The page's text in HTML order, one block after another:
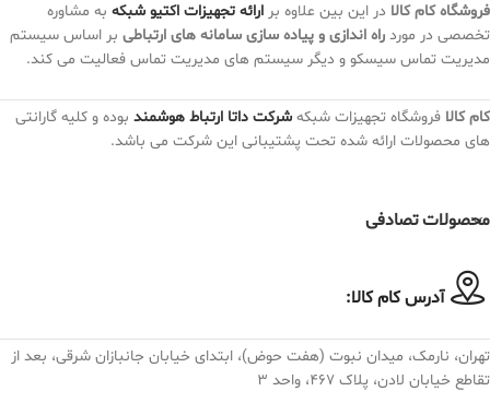
فروشگاه کام کالا در این بین علاوه بر ارائه تجهیزات اکتیو شبکه به مشاوره
تخصصی در مورد راه اندازی و پیاده سازی سامانه های ارتباطی بر اساس سیستم
مدیریت تماس سیسکو و دیگر سیستم های مدیریت تماس فعالیت می کند.
کام کالا فروشگاه تجهیزات شبکه شرکت داتا ارتباط هوشمند بوده و کلیه گارانتی
های محصولات ارائه شده تحت پشتیبانی این شرکت می باشد.
محصولات تصادفی
آدرس کام کالا:
تهران، نارمک، میدان نبوت (هفت حوض)، ابتدای خیابان جانبازان شرقی، بعد از
تقاطع خیابان لادن، پلاک ۴۶۷، واحد ۳